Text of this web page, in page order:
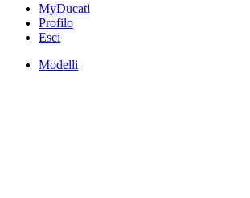
MyDucati
Profilo
Esci
Modelli